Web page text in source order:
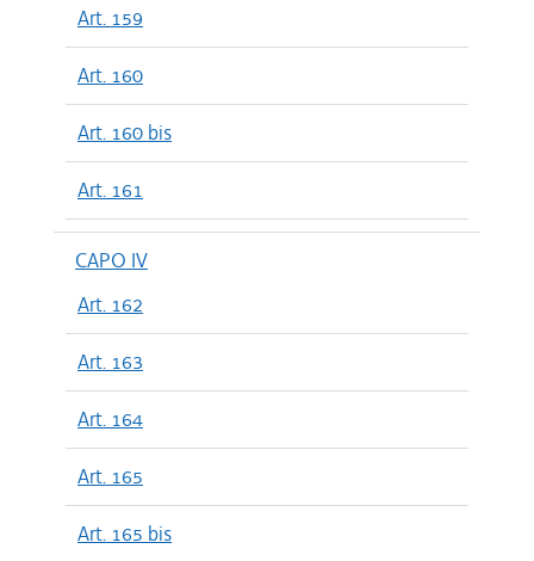
Art. 159
Art. 160
Art. 160 bis
Art. 161
CAPO IV
Art. 162
Art. 163
Art. 164
Art. 165
Art. 165 bis